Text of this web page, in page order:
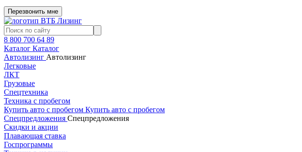
Перезвонить мне
8 800 700 64 89
Каталог Каталог
Автолизинг Автолизинг
Легковые
ЛКТ
Грузовые
Спецтехника
Техника с пробегом
Купить авто с пробегом Купить авто с пробегом
Спецпредложения Спецпредложения
Скидки и акции
Плавающая ставка
Госпрограммы